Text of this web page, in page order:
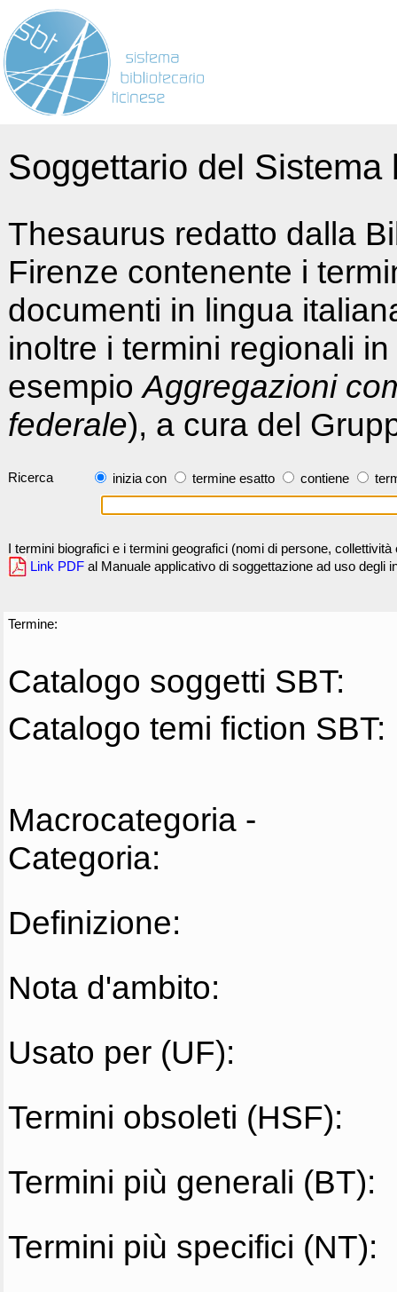
Soggettario del
Thesaurus redatto dalla
Firenze contenente i
documenti in lingua
inoltre i termini regionali
esempioAggregazioni
federale), a cura del
Ricerca inizia con termine esatto contiene
I termini biografici e i termini geografici (nomi di persone,
Link PDF al Manuale applicativo di soggettazione ad uso degli
Termine:
Catalogo soggetti SBT:
Catalogo temi fiction SBT:
Macrocategoria -
Categoria:
Definizione:
Nota d'ambito:
Usato per (UF):
Termini obsoleti (HSF):
Termini più generali (BT):
Termini più specifici (NT):